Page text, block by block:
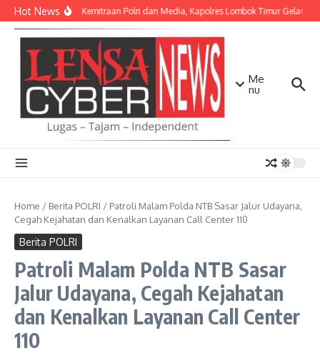
Lewati ke konten
Hot NewsPerkuat Kemitraan Polri dan Media, Kapolres Lombok Timur Gelar
Me
nu
Home / Berita POLRI / Patroli Malam Polda NTB Sasar Jalur Udayana,
Cegah Kejahatan dan Kenalkan Layanan Call Center 110
Berita POLRI
Patroli Malam Polda NTB Sasar
Jalur Udayana, Cegah Kejahatan
dan Kenalkan Layanan Call Center
110